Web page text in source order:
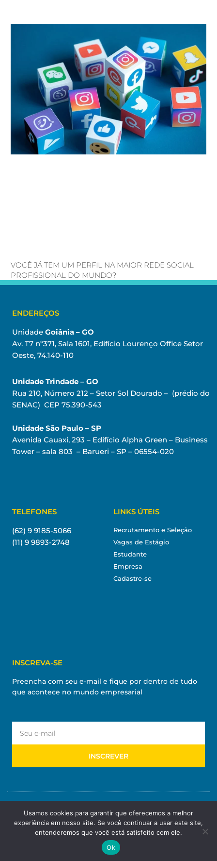
VOCÊ JÁ TEM UM PERFIL NA MAIOR REDE SOCIAL
PROFISSIONAL DO MUNDO?
ENDEREÇOS
Unidade Goiânia – GO
Av. T7 nº371, Sala 1601, Edifício Lourenço Office Setor
Oeste, 74.140-110
Unidade Trindade – GO
Rua 210, Número 212 – Setor Sol Dourado – (prédio do
SENAC) CEP 75.390-543
Unidade São Paulo – SP
Avenida Cauaxi, 293 – Edifício Alpha Green – Business
Tower – sala 803 – Barueri – SP – 06554-020
TELEFONES
(62) 9 9185-5066
(11) 9 9893-2748
LINKS ÚTEIS
Recrutamento e Seleção
Vagas de Estágio
Estudante
Empresa
Cadastre-se
INSCREVA-SE
Preencha com seu e-mail e fique por dentro de tudo
que acontece no mundo empresarial
INSCREVER
Usamos cookies para garantir que oferecemos a melhor
experiência em nosso site. Se você continuar a usar este site,
entenderemos que você está satisfeito com ele.
Ok